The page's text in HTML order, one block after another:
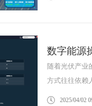
数字能源
随着光伏产业
方式往往依赖
2025/04/02